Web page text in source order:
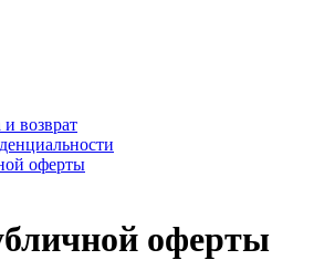
и возврат
оферты
оферты